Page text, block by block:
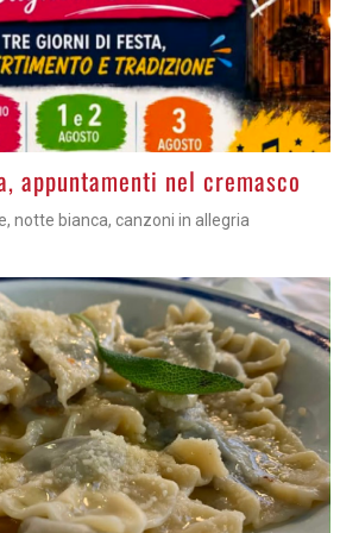
appuntamenti nel cremasco
notte bianca, canzoni in allegria